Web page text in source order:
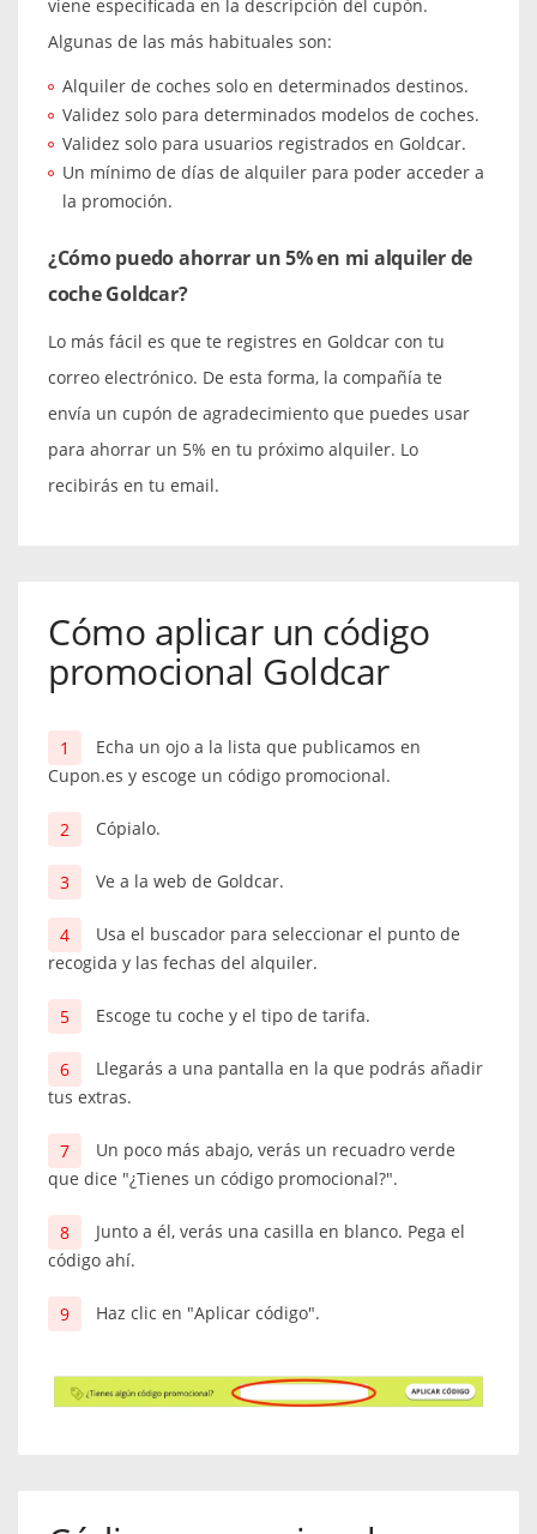
viene especificada en la descripción del cupón.
Algunas de las más habituales son:
Alquiler de coches solo en determinados destinos.
Validez solo para determinados modelos de coches.
Validez solo para usuarios registrados en Goldcar.
Un mínimo de días de alquiler para poder acceder a
la promoción.
¿Cómo puedo ahorrar un 5% en mi alquiler de
coche Goldcar?
Lo más fácil es que te registres en Goldcar con tu
correo electrónico. De esta forma, la compañía te
envía un cupón de agradecimiento que puedes usar
para ahorrar un 5% en tu próximo alquiler. Lo
recibirás en tu email.
Cómo aplicar un código
promocional Goldcar
Echa un ojo a la lista que publicamos en
Cupon.es y escoge un código promocional.
Cópialo.
Ve a la web de Goldcar.
Usa el buscador para seleccionar el punto de
recogida y las fechas del alquiler.
Escoge tu coche y el tipo de tarifa.
Llegarás a una pantalla en la que podrás añadir
tus extras.
Un poco más abajo, verás un recuadro verde
que dice "¿Tienes un código promocional?".
Junto a él, verás una casilla en blanco. Pega el
código ahí.
Haz clic en "Aplicar código".